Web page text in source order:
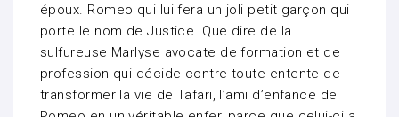
époux. Romeo qui lui fera un joli petit garçon qui
porte le nom de Justice. Que dire de la
sulfureuse Marlyse avocate de formation et de
profession qui décide contre toute entente de
transformer la vie de Tafari, l’ami d’enfance de